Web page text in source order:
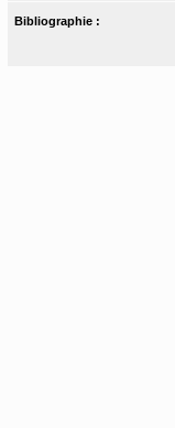
Bibliographie :